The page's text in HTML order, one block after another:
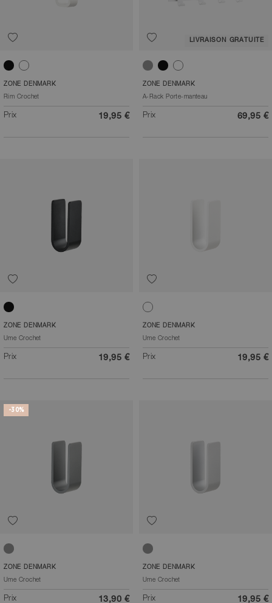
NoirBlanc
ZONE DENMARK
Rim Crochet
Prix 19,95 €
LIVRAISON GRATUITE
Gris clair
NoirBlanc
ZONE DENMARK
A-Rack Porte-manteau
Prix 69,95 €
Noir
ZONE DENMARK
Ume Crochet
Prix 19,95 €
Blanc
ZONE DENMARK
Ume Crochet
Prix 19,95 €
-30%
Gris
ZONE DENMARK
Ume Crochet
Prix 13,90 €
Gris clair
ZONE DENMARK
Ume Crochet
Prix 19,95 €